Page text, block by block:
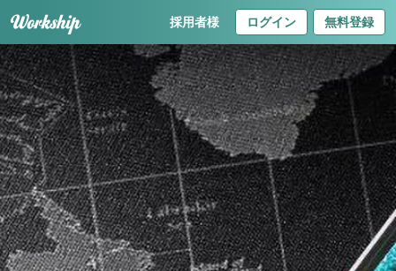
採用者様 ログイン 無料登録